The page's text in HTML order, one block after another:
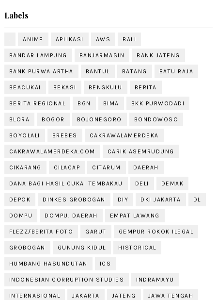
Labels
. ANIME APLIKASI AWS BALI
BANDAR LAMPUNG BANJARMASIN BANK JATENG
BANK PURWA ARTHA BANTUL BATANG BATU RAJA
BEACUKAI BEKASI BENGKULU BERITA
BERITA REGIONAL BGN BIMA BKK PURWODADI
BLORA BOGOR BOJONEGORO BONDOWOSO
BOYOLALI BREBES CAKRAWALAMERDEKA
CAKRAWALAMERDEKA.COM CARIK ASEMRUDUNG
CIKARANG CILACAP CITARUM DAERAH
DANA BAGI HASIL CUKAI TEMBAKAU DELI DEMAK
DEPOK DINKES GROBOGAN DIY DKI JAKARTA DL
DOMPU DOMPU. DAERAH EMPAT LAWANG
FLEZZ/BERITA FOTO GARUT GEMPUR ROKOK ILEGAL
GROBOGAN GUNUNG KIDUL HISTORICAL
HUMBANG HASUNDUTAN ICS
INDONESIAN CORRUPTION STUDIES INDRAMAYU
INTERNASIONAL JAKARTA JATENG JAWA TENGAH